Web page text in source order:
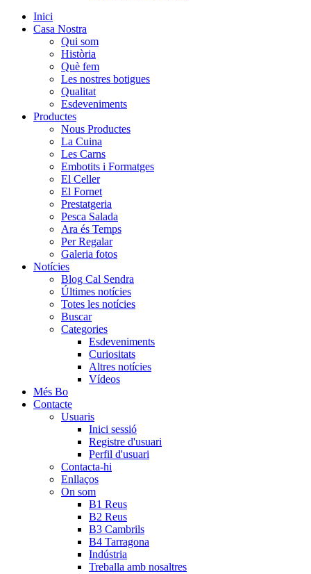
Inici
Casa Nostra
Qui som
Història
Què fem
Les nostres botigues
Qualitat
Esdeveniments
Productes
Nous Productes
La Cuina
Les Carns
Embotits i Formatges
El Celler
El Fornet
Prestatgeria
Pesca Salada
Ara és Temps
Per Regalar
Galeria fotos
Notícies
Blog Cal Sendra
Últimes notícies
Totes les notícies
Buscar
Categories
Esdeveniments
Curiositats
Altres notícies
Vídeos
Més Bo
Contacte
Usuaris
Inici sessió
Registre d'usuari
Perfil d'usuari
Contacta-hi
Enllaços
On som
B1 Reus
B2 Reus
B3 Cambrils
B4 Tarragona
Indústria
Treballa amb nosaltres